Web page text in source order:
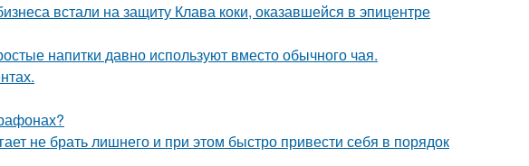
встали на защиту Клава коки, оказавшейся в эпицентре
напитки давно используют вместо обычного чая.
не брать лишнего и при этом быстро привести себя в порядок